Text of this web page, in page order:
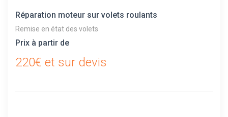
Réparation moteur sur volets roulants
Remise en état des volets
Prix à partir de
220€ et sur devis